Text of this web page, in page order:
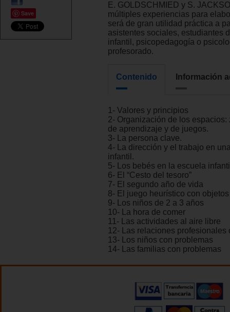
Save
E. GOLDSCHMIED y S.
múltiples experiencias para
será de gran utilidad práctica a
asistentes sociales, estudiantes
infantil, psicopedagogía o
profesorado.
Contenido Información
1- Valores y principios
2- Organización de los espacios:
de aprendizaje y de juegos.
3- La persona clave.
4- La dirección y el trabajo en
infantil.
5- Los bebés en la escuela
6- El “Cesto del tesoro”
7- El segundo año de vida
8- El juego heurístico con objetos
9- Los niños de 2 a 3 años
10- La hora de comer
11- Las actividades al aire libre
12- Las relaciones profesionales
13- Los niños con problemas
14- Las familias con problemas